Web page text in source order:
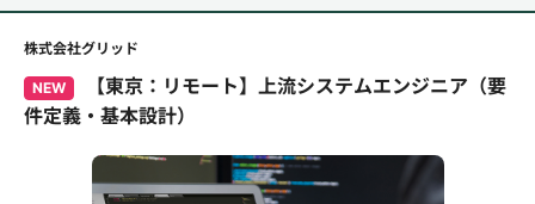
株式会社グリッド
NEW
【東京：リモート】上流システムエンジニア（要
件定義・基本設計）